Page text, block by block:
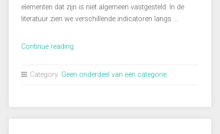
elementen dat zijn is niet algemeen vastgesteld. In de
literatuur zien we verschillende indicatoren langs …
Continue reading“8
Economie”
Category: Geen onderdeel van een categorie